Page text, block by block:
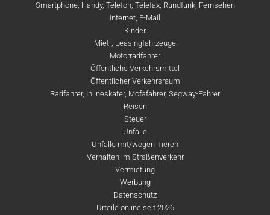
Smartphone, Handy, Telefon, Telefax, Rundfunk, Fernsehen
Internet, E-Mail
Kinder
Miet-, Leasingfahrzeuge
Motorradfahrer
Öffentliche Verkehrsmittel
Öffentlicher Verkehrsraum
Radfahrer, Inlineskater, Mofafahrer, Segway-Fahrer
Reisen
Steuer
Unfälle
Unfälle mit/wegen Tieren
Verhalten im Straßenverkehr
Vermietung
Werbung
Datenschutz
Urteile online seit 2026